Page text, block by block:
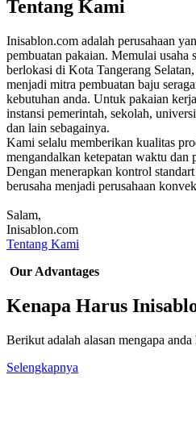
Tentang Kami
Inisablon.com adalah perusahaan
pembuatan pakaian. Memulai usaha
berlokasi di Kota Tangerang
menjadi mitra pembuatan baju
kebutuhan anda. Untuk pakaian
instansi pemerintah, sekolah,
dan lain sebagainya.
Kami selalu memberikan kualitas
mengandalkan ketepatan waktu dan
Dengan menerapkan kontrol
berusaha menjadi perusahaan
Salam,
Inisablon.com
Tentang Kami
Our Advantages
Kenapa Harus
Berikut adalah alasan mengapa
Selengkapnya